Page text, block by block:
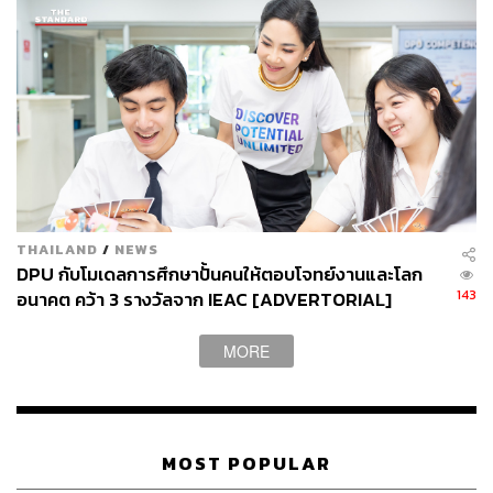
เป็นจุดเริ่มต้นที่อาจจะสร้างการเปลี่ยนแปลงต่อผู้บริโภคใน
ภายภาคหน้า
นักศึกษาฝึกงานออกเป็นสองความสนใจ สองโปรแกรม อัน
THAILAND / NEWS
DPU กับโมเดลการศึกษาปั้นคนให้ตอบโจทย์งานและโลก
อนาคต คว้า 3 รางวัลจาก IEAC [ADVERTORIAL]
143
MORE
MOST POPULAR